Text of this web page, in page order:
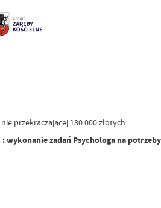
przekraczającej 130 000 złotych
zadań Psychologa na